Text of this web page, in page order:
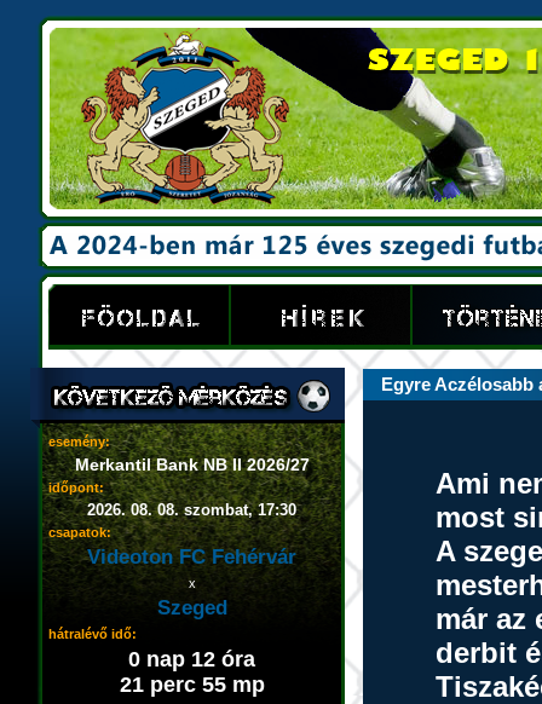
esemény:
Merkantil Bank NB II 2026/27
időpont:
2026. 08. 08. szombat, 17:30
csapatok:
Videoton FC Fehérvár
x
Szeged
hátralévő idő:
0 nap 12 óra
21 perc 54 mp
Egyre Aczélosabb
Ami
most
A
már az
derbit